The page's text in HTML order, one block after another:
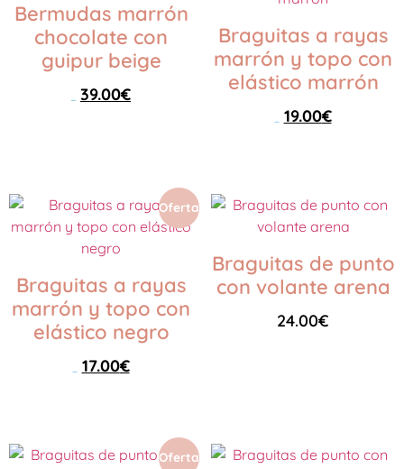
Bermudas marrón
chocolate con
guipur beige
39.00€
Braguitas a rayas
marrón y topo con
elástico marrón
19.00€
Oferta
Braguitas a rayas
marrón y topo con
elástico negro
17.00€
Braguitas de punto
con volante arena
24.00€
Oferta